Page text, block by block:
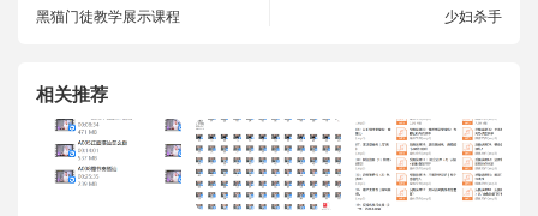
黑猫门徒教学展示课程
少妇杀手
相关推荐